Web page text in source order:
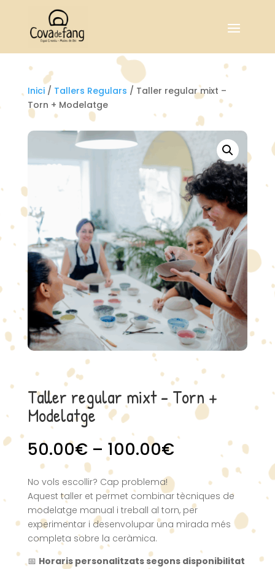
Inici/ Tallers Regulars / Taller regular mixt –
Torn + Modelatge
Taller regular mixt – Torn +
Modelatge
50.00€ – 100.00€Price
range:
50.00€
through
100.00€
No vols escollir? Cap problema!
Aquest taller et permet combinar tècniques de
modelatge manual i treball al torn, per
experimentar i desenvolupar una mirada més
completa sobre la ceràmica.
📅 Horaris personalitzats segons disponibilitat